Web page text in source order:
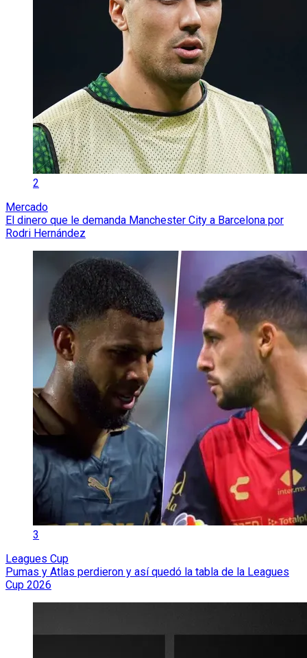
2
Mercado
El dinero que le demanda Manchester City a Barcelona por
Rodri Hernández
3
Leagues Cup
Pumas y Atlas perdieron y así quedó la tabla de la Leagues
Cup 2026